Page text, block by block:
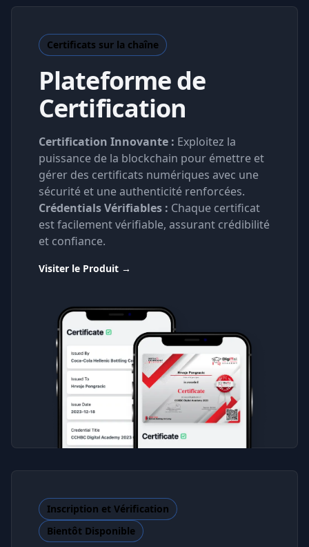
Certificats sur la chaîne
Plateforme de
Certification
Certification Innovante : Exploitez la
puissance de la blockchain pour émettre et
gérer des certificats numériques avec une
sécurité et une authenticité renforcées.
Crédentials Vérifiables : Chaque certificat
est facilement vérifiable, assurant crédibilité
et confiance.
Visiter le Produit →
Inscription et Vérification
Bientôt Disponible